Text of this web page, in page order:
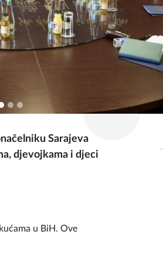
Sarajeva
djevojkama i djeci
u BiH. Ove